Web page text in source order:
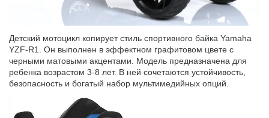
Детский мотоцикл копирует стиль спортивного байка Yamaha
YZF-R1. Он выполнен вэффектном графитовом цвете с
черными матовыми акцентами. Модель предназначена для
ребенка возрастом 3-8 лет. В ней сочетаются устойчивость,
безопасность и богатый набор мультимедийных опций.